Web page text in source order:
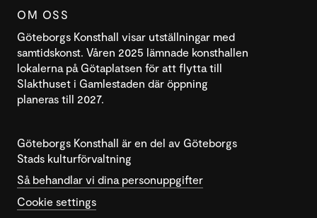
OM OSS
Göteborgs Konsthall visar utställningar med
samtidskonst. Våren 2025 lämnade konsthallen
lokalerna på Götaplatsen för att flytta till
Slakthuset i Gamlestaden där öppning
planeras till 2027.
Göteborgs Konsthall är en del av Göteborgs
Stads kulturförvaltning
Så behandlar vi dina personuppgifter
Cookie settings